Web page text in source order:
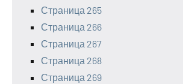
Страница 265
Страница 266
Страница 267
Страница 268
Страница 269